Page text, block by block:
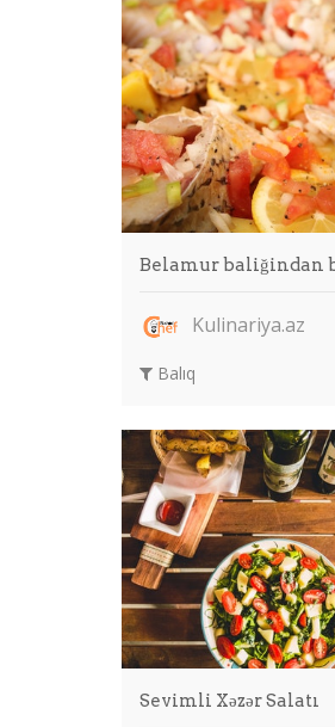
Belamur baliğindan
Kulinariya.az
Balıq
Sevimli Xəzər Salatı